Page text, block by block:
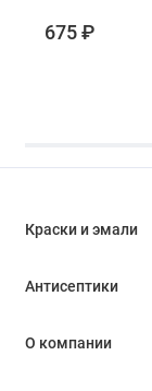
675 ₽
Краски и эмали
Антисептики
О компании